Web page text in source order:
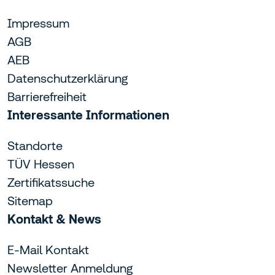
Impressum
AGB
AEB
Datenschutzerklärung
Barrierefreiheit
Interessante Informationen
Standorte
TÜV Hessen
Zertifikatssuche
Sitemap
Kontakt & News
E-Mail Kontakt
Newsletter Anmeldung